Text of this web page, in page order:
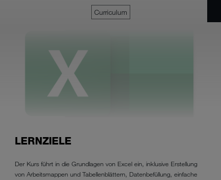
Curriculum
LERNZIELE
Der Kurs führt in die Grundlagen von Excel ein, inklusive Erstellung
von Arbeitsmappen und Tabellenblättern, Datenbefüllung, einfache